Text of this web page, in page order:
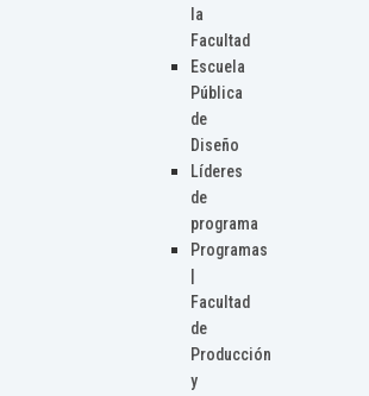
la
Facultad
Escuela
Pública
de
Diseño
Líderes
de
programa
Programas
Facultad
de
Producción
y